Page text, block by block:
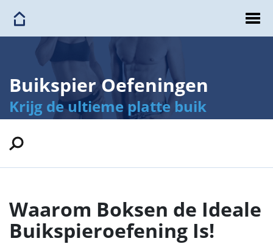
Buikspier Oefeningen
Krijg de ultieme platte buik
Waarom Boksen de Ideale
Buikspieroefening Is!